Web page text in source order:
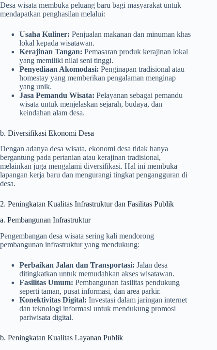
Desa wisata membuka peluang baru bagi masyarakat untuk
mendapatkan penghasilan melalui:
Usaha Kuliner: Penjualan makanan dan minuman khas
lokal kepada wisatawan.
Kerajinan Tangan: Pemasaran produk kerajinan lokal
yang memiliki nilai seni tinggi.
Penyediaan Akomodasi: Penginapan tradisional atau
homestay yang memberikan pengalaman menginap
yang unik.
Jasa Pemandu Wisata: Pelayanan sebagai pemandu
wisata untuk menjelaskan sejarah, budaya, dan
keindahan alam desa.
b. Diversifikasi Ekonomi Desa
Dengan adanya desa wisata, ekonomi desa tidak hanya
bergantung pada pertanian atau kerajinan tradisional,
melainkan juga mengalami diversifikasi. Hal ini membuka
lapangan kerja baru dan mengurangi tingkat pengangguran di
desa.
2. Peningkatan Kualitas Infrastruktur dan Fasilitas Publik
a. Pembangunan Infrastruktur
Pengembangan desa wisata sering kali mendorong
pembangunan infrastruktur yang mendukung:
Perbaikan Jalan dan Transportasi: Jalan desa
ditingkatkan untuk memudahkan akses wisatawan.
Fasilitas Umum: Pembangunan fasilitas pendukung
seperti taman, pusat informasi, dan area parkir.
Konektivitas Digital: Investasi dalam jaringan internet
dan teknologi informasi untuk mendukung promosi
pariwisata digital.
b. Peningkatan Kualitas Layanan Publik